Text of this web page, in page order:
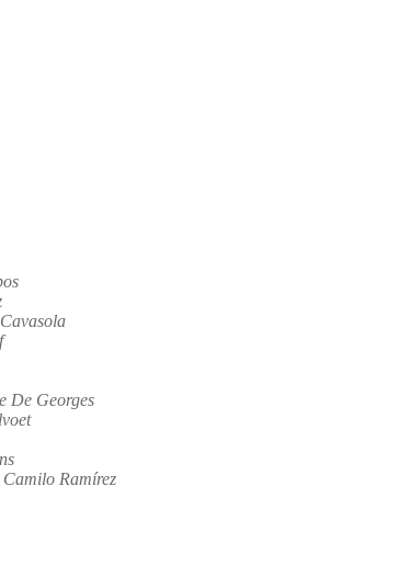
De Georges
Camilo Ramírez